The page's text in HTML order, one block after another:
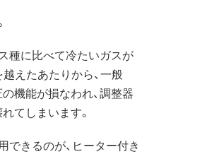
種に比べて冷たいガスが
えたあたりから、一般
機能が損なわれ、調整器
てしまいます。
できるのが、ヒーター付き